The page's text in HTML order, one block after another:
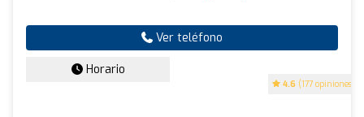
4.6 (177 opiniones)
Ver teléfono
Horario